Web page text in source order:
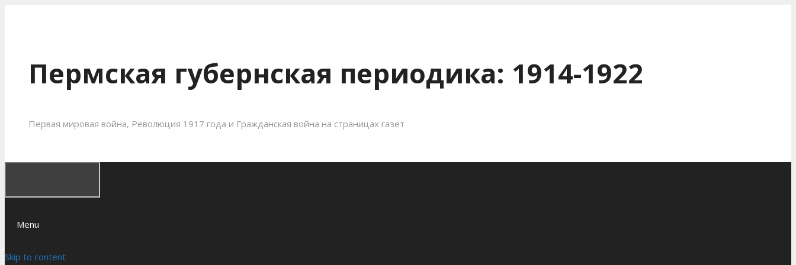
Пермская губернская периодика: 1914-1922
Первая мировая война, Революция 1917 года и Гражданская война на страницах газет
Menu
Skip to content